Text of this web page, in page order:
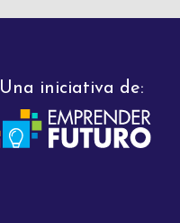
Una iniciativa de: